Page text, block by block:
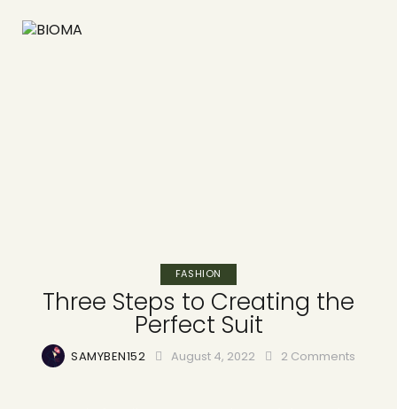
FASHION
Three Steps to Creating the
Perfect Suit
SAMYBEN152 August 4, 2022 2 Comments